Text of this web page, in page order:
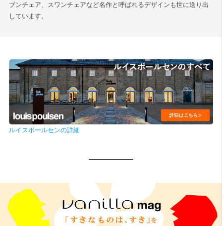
ブンチェア、スワンチェアなど名作と呼ばれるデザインも世に送り出
しています。
ルイスポールセンの詳細